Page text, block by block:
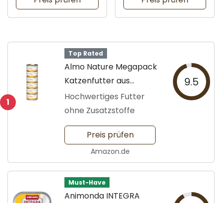
1
Top Rated
Almo Nature Megapack
Katzenfutter aus
Hühnerbrust
Hochwertiges Futter
ohne Zusatzstoffe
9.5
Preis prüfen
Amazon.de
Must-Have
Animonda INTEGRA